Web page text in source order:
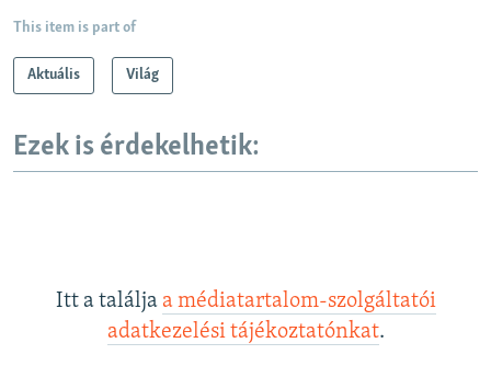
This item is part of
Aktuális Világ
Ezek is érdekelhetik:
Itt a találja a médiatartalom-szolgáltatói
adatkezelési tájékoztatónkat.